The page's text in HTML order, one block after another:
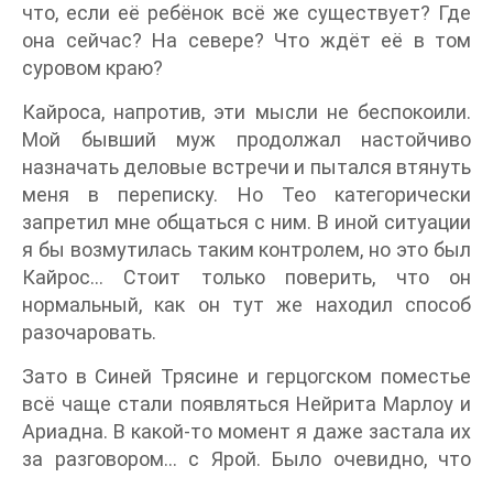
что, если её ребёнок всё же существует? Где
она сейчас? На севере? Что ждёт её в том
суровом краю?
Кайроса, напротив, эти мысли не беспокоили.
Мой бывший муж продолжал настойчиво
назначать деловые встречи и пытался втянуть
меня в переписку. Но Тео категорически
запретил мне общаться с ним. В иной ситуации
я бы возмутилась таким контролем, но это был
Кайрос… Стоит только поверить, что он
нормальный, как он тут же находил способ
разочаровать.
Зато в Синей Трясине и герцогском поместье
всё чаще стали появляться Нейрита Марлоу и
Ариадна. В какой-то момент я даже застала их
за разговором… с Ярой. Было очевидно, что